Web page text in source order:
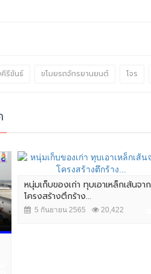
คีรีขันธ์ ขโมยรถจักรยานยนต์ โจร
หนุ่มเก็บของเก่า ทุบเอาเหล็กเส้นจาก
โครงสร้างตึกร้าง...
5 กันยายน 2565 20,422